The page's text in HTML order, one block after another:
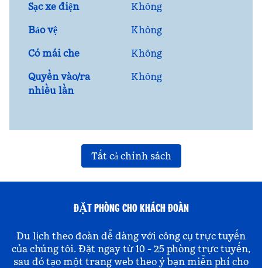
Sạc xe điện
Không
Bảo vệ
Không
Có mái che
Không
Quyền vào/ra
nhiều lần
Không
Tất cả chính sách
ĐẶT PHÒNG CHO KHÁCH ĐOÀN
Du lịch theo đoàn dễ dàng với công cụ trực tuyến
của chúng tôi. Đặt ngay từ 10 - 25 phòng trực tuyến,
sau đó tạo một trang web theo ý bạn miễn phí cho